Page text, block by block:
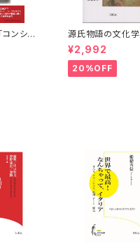
コンシア
源氏物語の文化学
¥2,992
20%OFF